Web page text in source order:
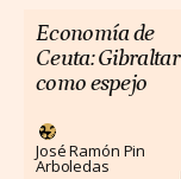
Economía de
Ceuta: Gibraltar
como espejo
José Ramón Pin
Arboledas